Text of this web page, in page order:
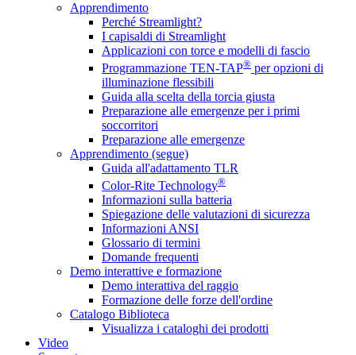
Apprendimento
Perché Streamlight?
I capisaldi di Streamlight
Applicazioni con torce e modelli di fascio
Programmazione TEN-TAP® per opzioni di
illuminazione flessibili
Guida alla scelta della torcia giusta
Preparazione alle emergenze per i primi
soccorritori
Preparazione alle emergenze
Apprendimento (segue)
Guida all'adattamento TLR
Color-Rite Technology®
Informazioni sulla batteria
Spiegazione delle valutazioni di sicurezza
Informazioni ANSI
Glossario di termini
Domande frequenti
Demo interattive e formazione
Demo interattiva del raggio
Formazione delle forze dell'ordine
Catalogo Biblioteca
Visualizza i cataloghi dei prodotti
Video